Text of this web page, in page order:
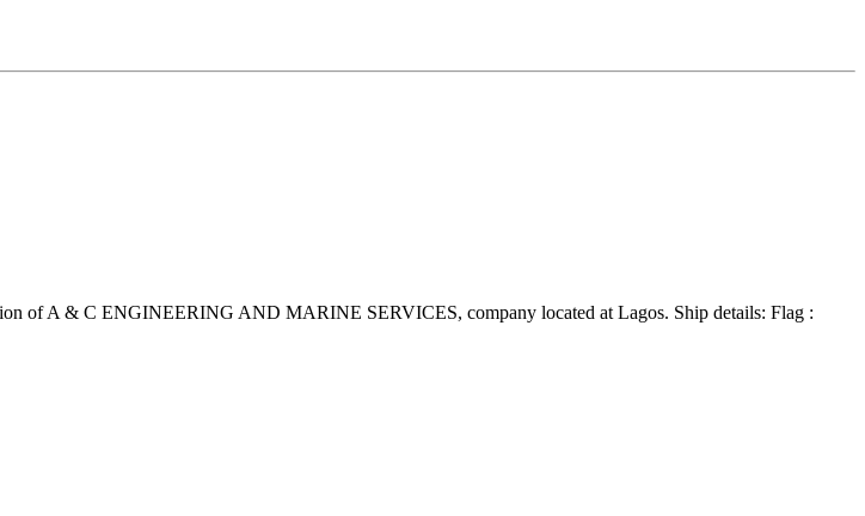
of A & C ENGINEERING AND MARINE SERVICES, company located at Lagos. Ship details: Flag :